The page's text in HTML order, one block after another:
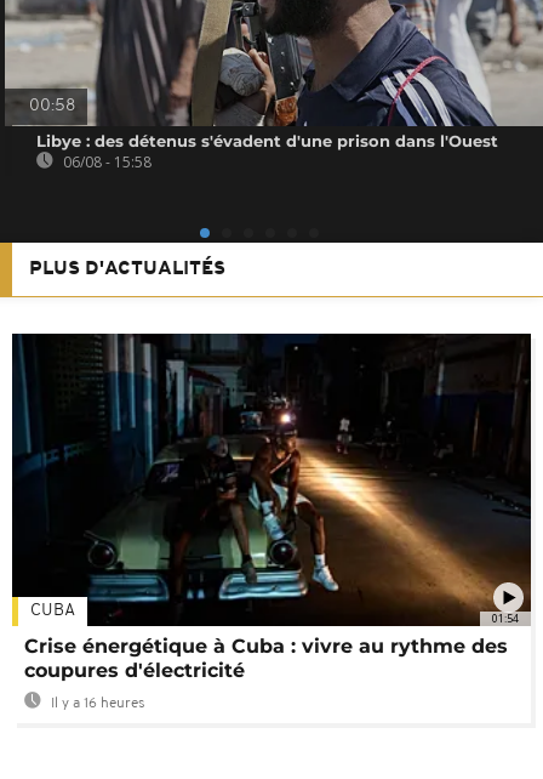
00:58
Libye : des détenus s'évadent d'une prison dans l'Ouest
06/08 - 15:58
PLUS D'ACTUALITÉS
01:54
CUBA
Crise énergétique à Cuba : vivre au rythme des
coupures d'électricité
Il y a 16 heures